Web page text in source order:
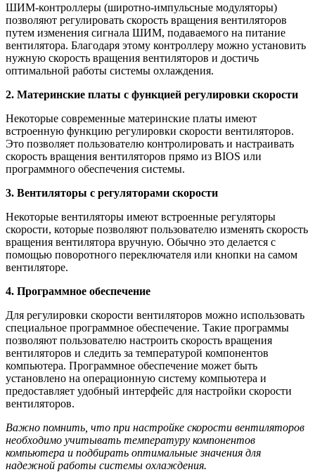
ШИМ-контроллеры (широтно-импульсные модуляторы)
позволяют регулировать скорость вращения вентиляторов
путем изменения сигнала ШИМ, подаваемого на питание
вентилятора. Благодаря этому контроллеру можно установить
нужную скорость вращения вентиляторов и достичь
оптимальной работы системы охлаждения.
2. Материнские платы с функцией регулировки скорости
Некоторые современные материнские платы имеют
встроенную функцию регулировки скорости вентиляторов.
Это позволяет пользователю контролировать и настраивать
скорость вращения вентиляторов прямо из BIOS или
программного обеспечения системы.
3. Вентиляторы с регуляторами скорости
Некоторые вентиляторы имеют встроенные регуляторы
скорости, которые позволяют пользователю изменять скорость
вращения вентилятора вручную. Обычно это делается с
помощью поворотного переключателя или кнопки на самом
вентиляторе.
4. Программное обеспечение
Для регулировки скорости вентиляторов можно использовать
специальное программное обеспечение. Такие программы
позволяют пользователю настроить скорость вращения
вентиляторов и следить за температурой компонентов
компьютера. Программное обеспечение может быть
установлено на операционную систему компьютера и
предоставляет удобный интерфейс для настройки скорости
вентиляторов.
Важно помнить, что при настройке скорости вентиляторов
необходимо учитывать температуру компонентов
компьютера и подбирать оптимальные значения для
надежной работы системы охлаждения.